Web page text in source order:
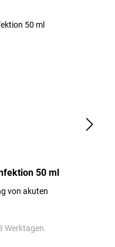
50 ml
von akuten
Werktagen.